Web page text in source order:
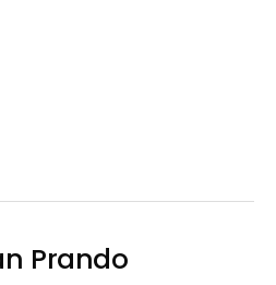
Prando